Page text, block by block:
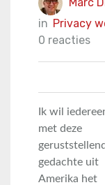
in Privacy
0 reacties
Ik wil
met deze
gedachte uit
Amerika het